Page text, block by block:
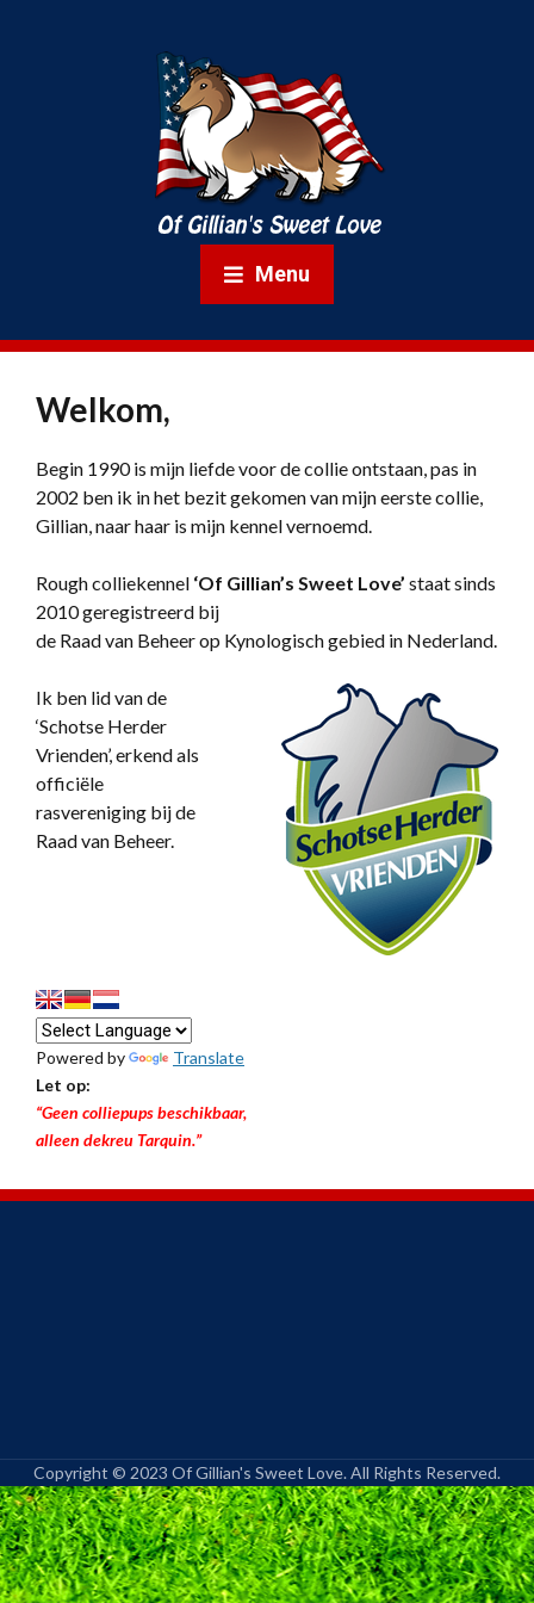
Menu
Welkom,
Begin 1990 is mijn liefde voor de collie ontstaan, pas in
2002 ben ik in het bezit gekomen van mijn eerste collie,
Gillian, naar haar is mijn kennel vernoemd.
Rough colliekennel ‘Of Gillian’s Sweet Love’ staat sinds
2010 geregistreerd bij
de Raad van Beheer op Kynologisch gebied in Nederland.
Ik ben lid van de
‘Schotse Herder
Vrienden’, erkend als
officiële
rasvereniging bij de
Raad van Beheer.
Powered by
Translate
Let op:
“Geen colliepups beschikbaar,
alleen dekreu Tarquin.”
Copyright © 2023 Of Gillian's Sweet Love. All Rights Reserved.